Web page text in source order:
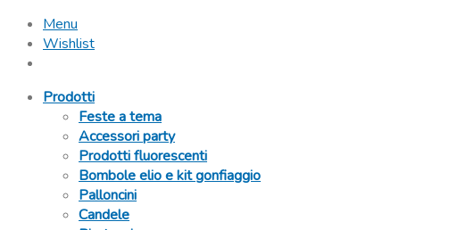
Menu
Wishlist
Prodotti
Feste a tema
Accessori party
Prodotti fluorescenti
Bombole elio e kit gonfiaggio
Palloncini
Candele